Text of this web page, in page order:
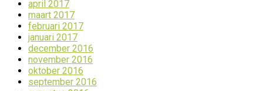
april 2017
maart 2017
februari 2017
januari 2017
december 2016
november 2016
oktober 2016
september 2016